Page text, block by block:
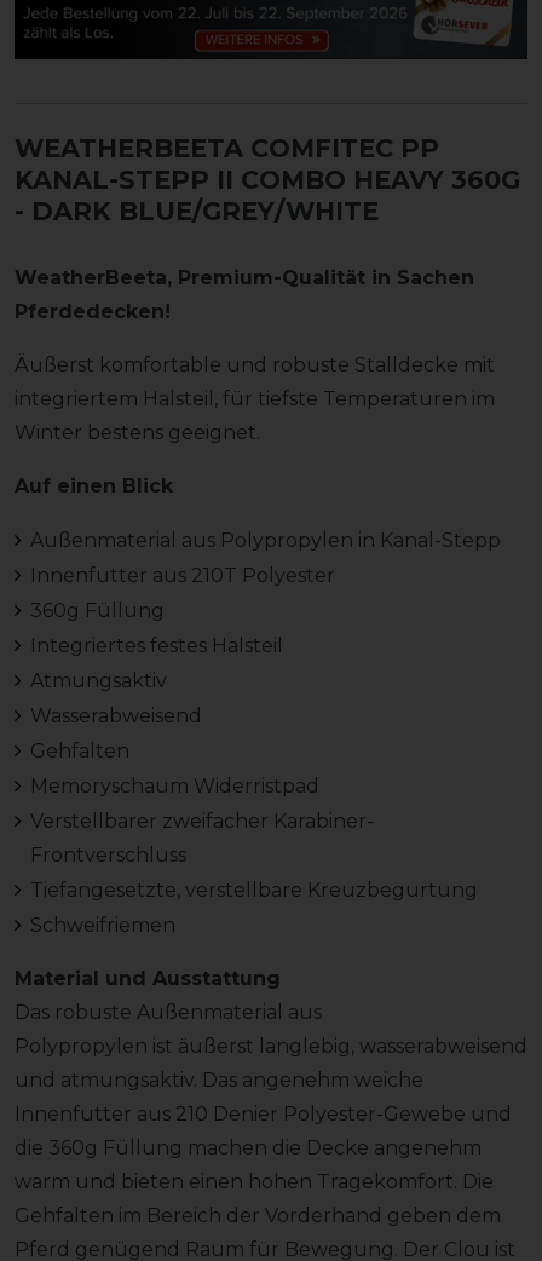
WEATHERBEETA COMFITEC PP
KANAL-STEPP II COMBO HEAVY 360G
- DARK BLUE/GREY/WHITE
WeatherBeeta, Premium-Qualität in Sachen
Pferdedecken!
Äußerst komfortable und robuste Stalldecke mit
integriertem Halsteil, für tiefste Temperaturen im
Winter bestens geeignet.
Auf einen Blick
Außenmaterial aus Polypropylen in Kanal-Stepp
Innenfutter aus 210T Polyester
360g Füllung
Integriertes festes Halsteil
Atmungsaktiv
Wasserabweisend
Gehfalten
Memoryschaum Widerristpad
Verstellbarer zweifacher Karabiner-
Frontverschluss
Tiefangesetzte, verstellbare Kreuzbegurtung
Schweifriemen
Material und Ausstattung
Das robuste Außenmaterial aus
Polypropylen ist äußerst langlebig, wasserabweisend
und atmungsaktiv. Das angenehm weiche
Innenfutter aus 210 Denier Polyester-Gewebe und
die 360g Füllung machen die Decke angenehm
warm und bieten einen hohen Tragekomfort. Die
Gehfalten im Bereich der Vorderhand geben dem
Pferd genügend Raum für Bewegung. Der Clou ist